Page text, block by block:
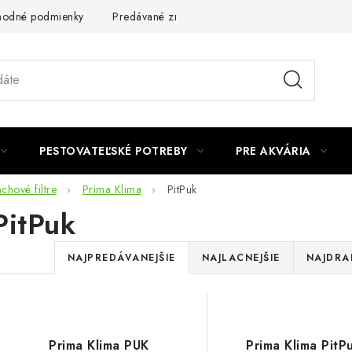
podmienky Predávané značky
PESTOVATEĽSKÉ POTREBY PRE AKVÁRIA
filtre Prima Klima PitPuk
R
a
NAJPREDÁVANEJŠIE NAJLACNEJŠIE
Prima Klima PUK
Prima Klima